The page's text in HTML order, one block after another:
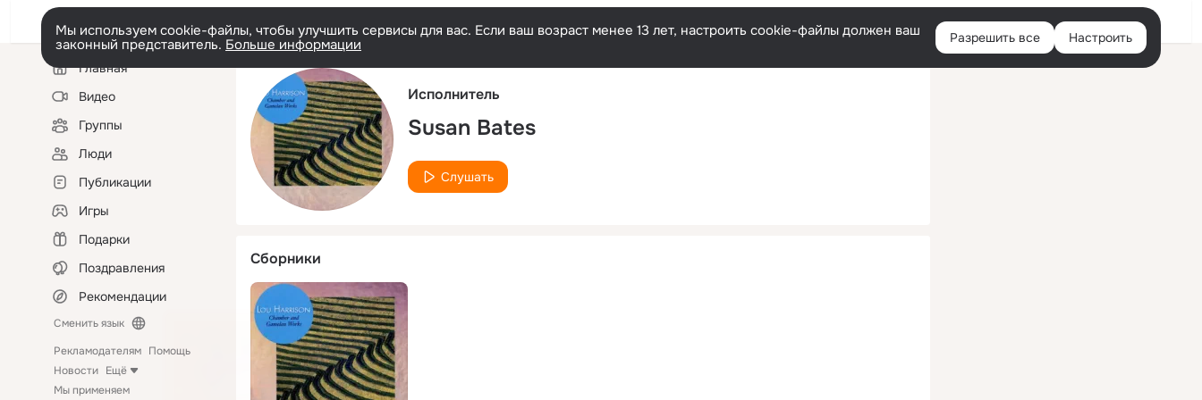
Русский Войти
Мы используем cookie-файлы, чтобы улучшить сервисы для вас. Если ваш возраст менее 13 лет, настроить cookie-файлы должен ваш
законный представитель. Больше информации Разрешить все Настроить
Левая
колонкаГлавная
Видео
Группы
Люди
Публикации
Игры
Подарки
Поздравления
Рекомендации
Сменить язык
Рекламодателям Помощь
Новости Ещё
Мы применяем
Исполнитель
Susan Bates
Слушать
Сборники